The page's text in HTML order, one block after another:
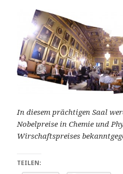
In diesem prächtigen Saal
Nobelpreise in Chemie und
Wirschaftspreises
TEILEN: